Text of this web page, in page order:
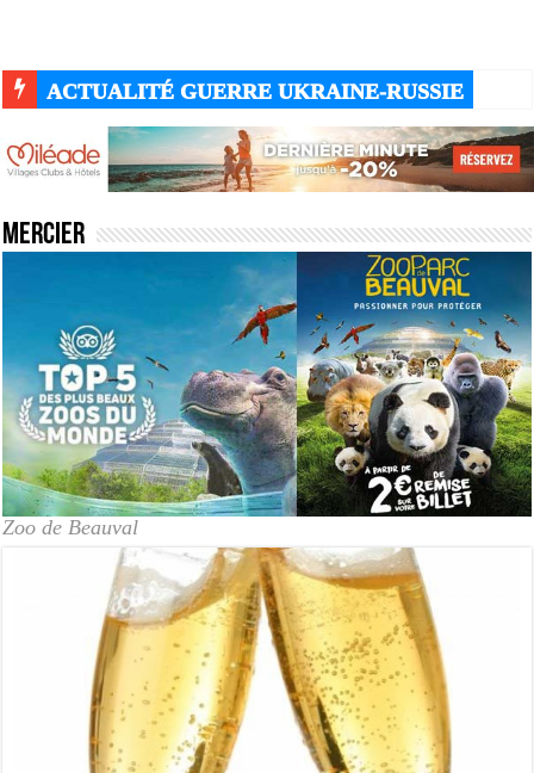
ACTUALITÉ GUERRE UKRAINE-RUSSIE
Mercier
Zoo de Beauval